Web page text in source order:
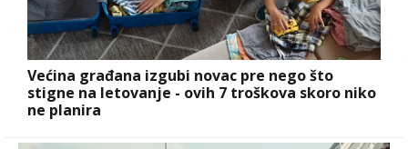
Većina građana izgubi novac pre nego što
stigne na letovanje - ovih 7 troškova skoro niko
ne planira